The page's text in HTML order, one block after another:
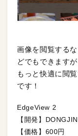
画像を閲覧する
どでもできます
もっと快適に閲
です！
EdgeView 2
【開発】
【価格】600円